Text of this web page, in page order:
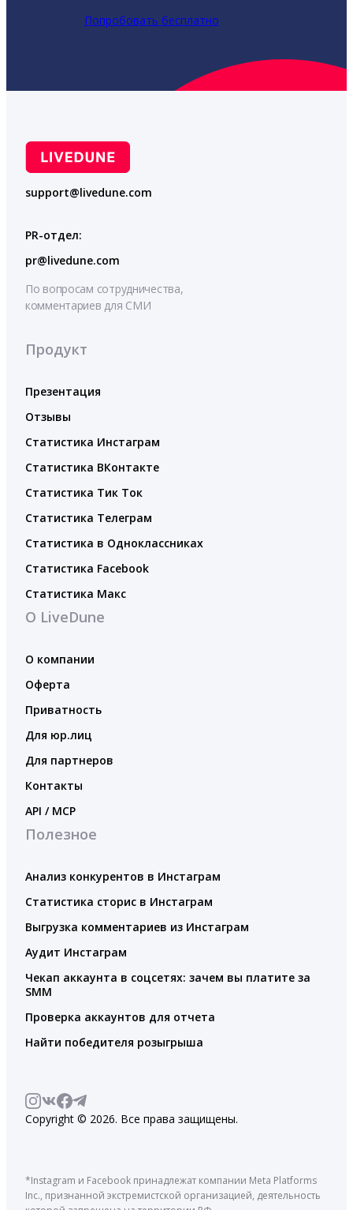
Попробовать бесплатно
support@livedune.com
PR-отдел:
pr@livedune.com
По вопросам сотрудничества,
комментариев для СМИ
Продукт
Презентация
Отзывы
Статистика Инстаграм
Статистика ВКонтакте
Статистика Тик Ток
Статистика Телеграм
Статистика в Одноклассниках
Статистика Facebook
Статистика Макс
О LiveDune
О компании
Оферта
Приватность
Для юр.лиц
Для партнеров
Контакты
API / MCP
Полезное
Анализ конкурентов в Инстаграм
Статистика сторис в Инстаграм
Выгрузка комментариев из Инстаграм
Аудит Инстаграм
Чекап аккаунта в соцсетях: зачем вы платите за
SMM
Проверка аккаунтов для отчета
Найти победителя розыгрыша
Copyright © 2026. Все права защищены.
*Instagram и Facebook принадлежат компании Meta Platforms
Inc., признанной экстремистской организацией, деятельность